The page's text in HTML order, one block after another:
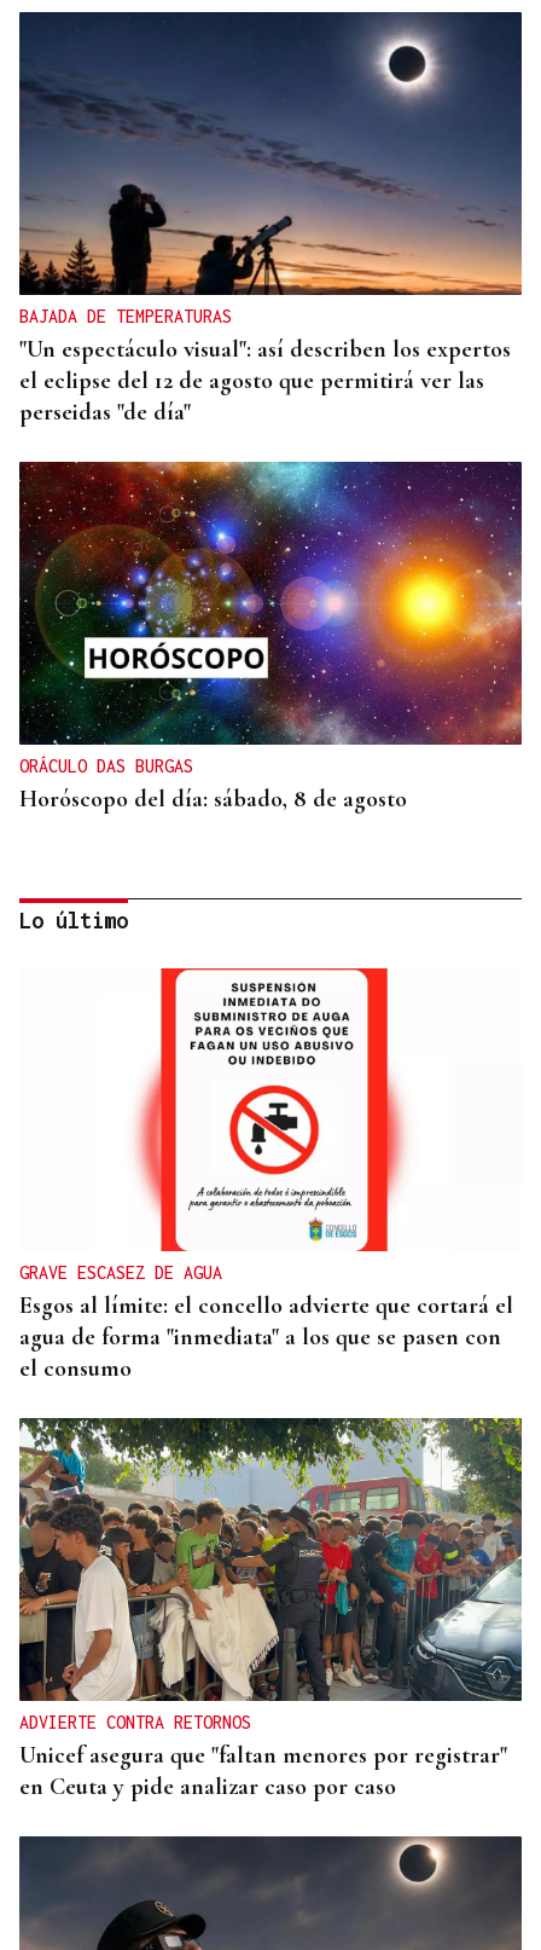
BAJADA DE TEMPERATURAS
"Un espectáculo visual": así describen los expertos
el eclipse del 12 de agosto que permitirá ver las
perseidas "de día"
ORÁCULO DAS BURGAS
Horóscopo del día: sábado, 8 de agosto
Un tribunal de Estados Unidos multa a Meta con
567 millones de dólares por perjudicar la salud
mental de los menores
Lo último
GRAVE ESCASEZ DE AGUA
Esgos al límite: el concello advierte que cortará el
agua de forma "inmediata" a los que se pasen con
el consumo
ADVIERTE CONTRA RETORNOS
Unicef asegura que "faltan menores por registrar"
en Ceuta y pide analizar caso por caso